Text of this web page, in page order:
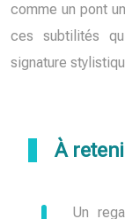
comme un pont
ces subtilités
signature
À
Un